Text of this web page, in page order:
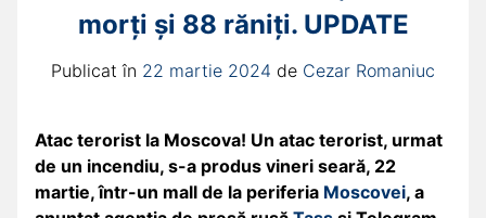
morți și 88 răniți. UPDATE
Publicat în 22 martie 2024 de Cezar Romaniuc
Atac terorist la Moscova! Un atac terorist, urmat
de un incendiu, s-a produs vineri seară, 22
martie, într-un mall de la periferia Moscovei, a